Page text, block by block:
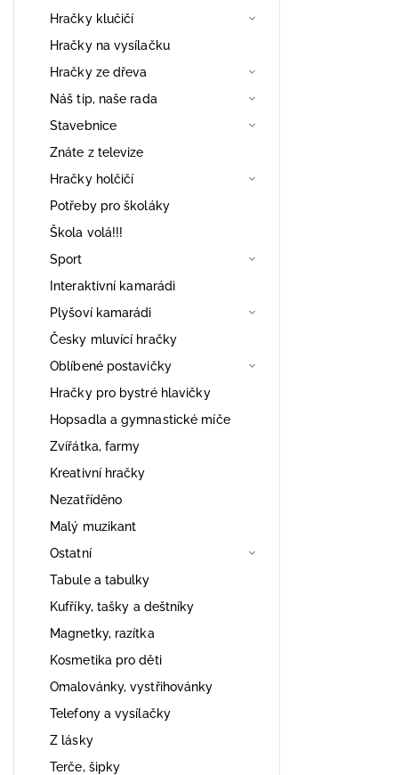
Hračky klučičí
Hračky na vysílačku
Hračky ze dřeva
Náš tip, naše rada
Stavebnice
Znáte z televize
Hračky holčičí
Potřeby pro školáky
Škola volá!!!
Sport
Interaktivní kamarádi
Plyšoví kamarádi
Česky mluvící hračky
Oblíbené postavičky
Hračky pro bystré hlavičky
Hopsadla a gymnastické míče
Zvířátka, farmy
Kreativní hračky
Nezatříděno
Malý muzikant
Ostatní
Tabule a tabulky
Kufříky, tašky a deštníky
Magnetky, razítka
Kosmetika pro děti
Omalovánky, vystřihovánky
Telefony a vysílačky
Z lásky
Terče, šipky